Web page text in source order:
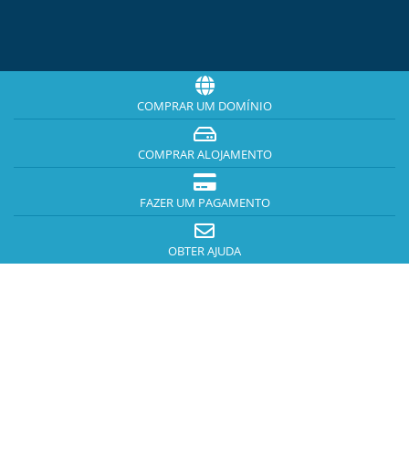
COMPRAR UM DOMÍNIO
COMPRAR ALOJAMENTO
FAZER UM PAGAMENTO
OBTER AJUDA